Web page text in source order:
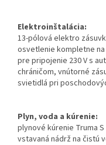
Elektroinštalácia:
13-pólová elektro
osvetlenie kompletne na
pre pripojenie 230 V s
chráničom, vnútorné
svietidlá pri
Plyn, voda a kúrenie:
plynové kúrenie Truma
vstavaná nádrž na čistú